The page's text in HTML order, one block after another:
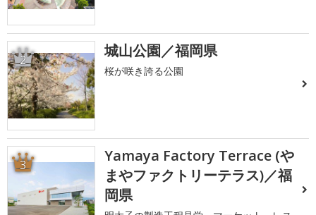
2 城山公園／福岡県
桜が咲き誇る公園
3
Yamaya Factory Terrace (や
まやファクトリーテラス)／福
岡県